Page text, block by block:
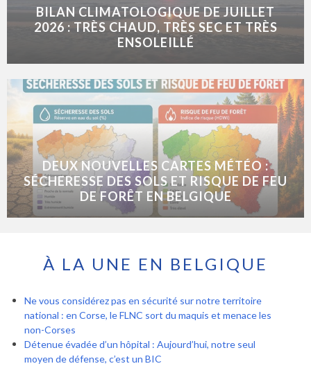
BILAN CLIMATOLOGIQUE DE JUILLET
2026 : TRÈS CHAUD, TRÈS SEC ET TRÈS
ENSOLEILLÉ
DEUX NOUVELLES CARTES MÉTÉO :
SÉCHERESSE DES SOLS ET RISQUE DE FEU
DE FORÊT EN BELGIQUE
À LA UNE EN BELGIQUE
Ne vous considérez pas en sécurité sur notre territoire
national : en Corse, le FLNC sort du maquis et menace les
non-Corses
Détenue évadée d’un hôpital : Aujourd’hui, notre seul
moyen de défense, c’est un BIC